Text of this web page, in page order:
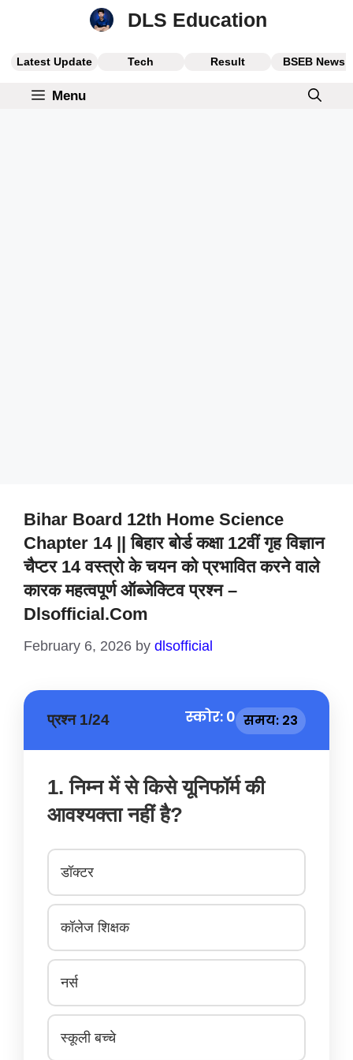
DLS Education
Latest Update Tech Result BSEB News
Menu
Bihar Board 12th Home Science
Chapter 14 || बिहार बोर्ड कक्षा 12वीं गृह विज्ञान
चैप्टर 14 वस्त्रो के चयन को प्रभावित करने वाले
कारक महत्वपूर्ण ऑब्जेक्टिव प्रश्न –
Dlsofficial.com
February 6, 2026 by dlsofficial
प्रश्न 1/24 स्कोर: 0 समय: 23
1. निम्न में से किसे यूनिफॉर्म की
आवश्यक्ता नहीं है?
डॉक्टर
कॉलेज शिक्षक
नर्स
स्कूली बच्चे